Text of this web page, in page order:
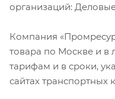
организаций:
Компания
товара по Москве и в
тарифам и в сроки,
сайтах транспортных